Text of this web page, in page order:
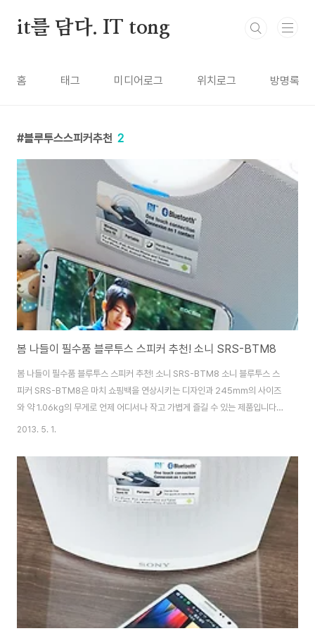
it를 담다. IT tong
홈 태그 미디어로그 위치로그 방명록
블루투스스피커추천 2
봄 나들이 필수품 블루투스 스피커 추천! 소니 SRS-BTM8
봄 나들이 필수품 블루투스 스피커 추천! 소니 SRS-BTM8 소니 블루투스 스
피커 SRS-BTM8은 마치 쇼핑백을 연상시키는 디자인과 245mm의 사이즈
와 약 1.06kg의 무게로 언제 어디서나 작고 가볍게 즐길 수 있는 제품입니다.
블루투스를 통해 무선으로 음악을 들을 수 있고, AUX 케이블을 연결해 유선으
출력의 한계가 있을 수 밖에 없지만 SRS-BTM8의 경우 베이스 리플렉스 스
피커 시스템을 적용하여 실내외에서 보다 생동감 넘치는 스트레오 사운드를 재
현해 주는 것이 특징인 제품입니다. 색상은 블랙과 화이트 두가지로 출시되어
있는데요. 화이트 제품은 실버와 화이트 투톤으로 깔끔한 느낌이 강조된 반면
블랙 제품은 블랙 원..
2013. 5. 1.